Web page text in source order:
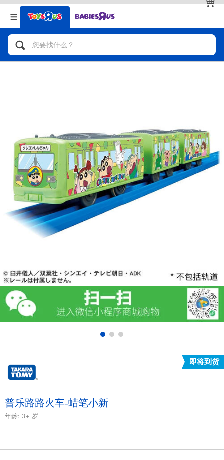
返回
分类目录
人气英雄，角色扮演，射击玩具
玩具车，货车，火车及遥控系列
手工艺，文具，蜡笔，泥胶，画板
娃娃，芭比，收藏公仔
电子玩具
益智学习玩具
户外及运动产品
毛绒公仔玩具
返回
品牌
查看全部
即将到货
普乐路路火车-蜡笔小新
年龄: 3+ 岁